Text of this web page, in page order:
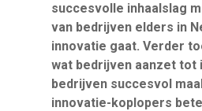
succesvolle inhaalslag
van bedrijven elders in
innovatie gaat. Verder
wat bedrijven aanzet tot
bedrijven succesvol
innovatie-koplopers